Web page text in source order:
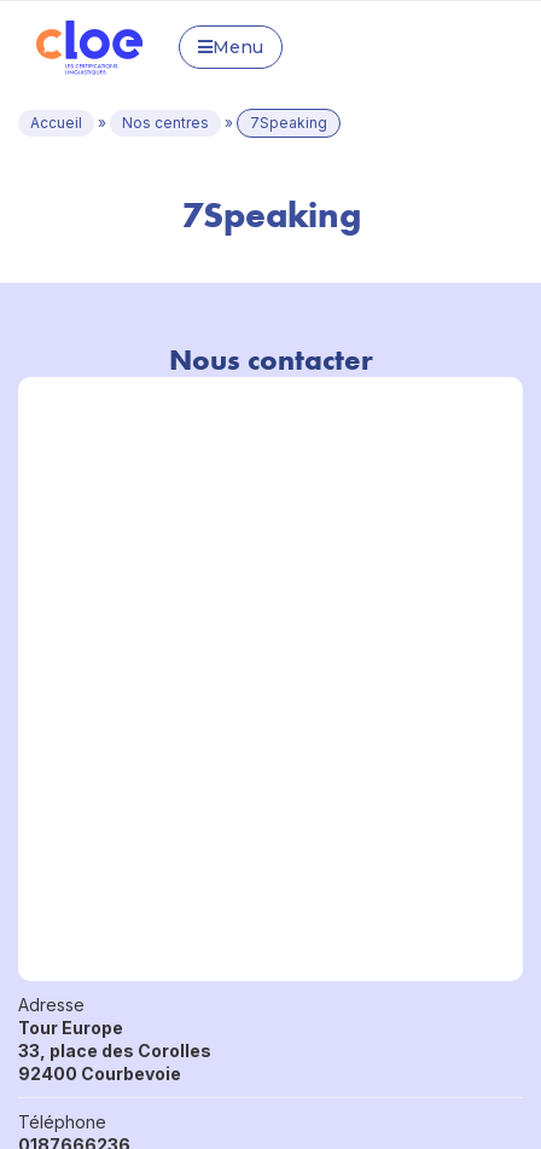
Menu
Accueil » Nos centres » 7Speaking
7Speaking
Nous contacter
Adresse
Tour Europe
33, place des Corolles
92400 Courbevoie
Téléphone
0187666236